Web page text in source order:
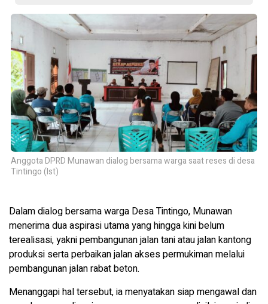
Anggota DPRD Munawan dialog bersama warga saat reses di desa
Tintingo (Ist)
Dalam dialog bersama warga Desa Tintingo, Munawan
menerima dua aspirasi utama yang hingga kini belum
terealisasi, yakni pembangunan jalan tani atau jalan kantong
produksi serta perbaikan jalan akses permukiman melalui
pembangunan jalan rabat beton.
Menanggapi hal tersebut, ia menyatakan siap mengawal dan